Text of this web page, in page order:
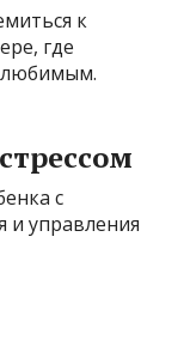
к
где
любимым.
с
и управления